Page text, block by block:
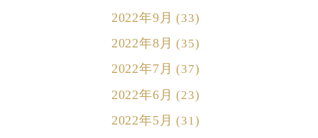
2022年9月 (33)
2022年8月 (35)
2022年7月 (37)
2022年6月 (23)
2022年5月 (31)